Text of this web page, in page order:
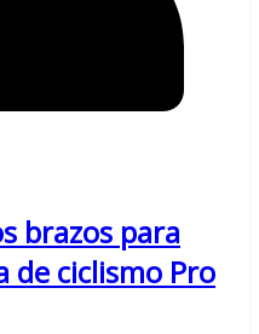
brazos para
de ciclismo Pro